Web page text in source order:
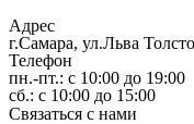
Адрес
г.Самара, ул.Льва
Телефон
пн.-пт.: с 10:00 до 19:00
сб.: с 10:00 до 15:00
Связаться с нами